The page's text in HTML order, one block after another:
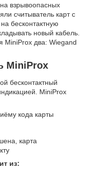
взрывоопасных
считыватель карт с
бесконтактную
новый кабель.
MiniProx два: Wiеgand
MiniProx
бесконтактный
MiniProx
кода карты
карта
из: